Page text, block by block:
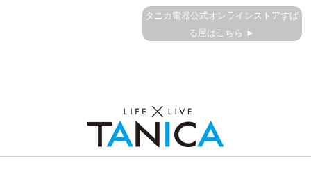
タニカ電器公式オンラインストアすば
る屋はこちら ►